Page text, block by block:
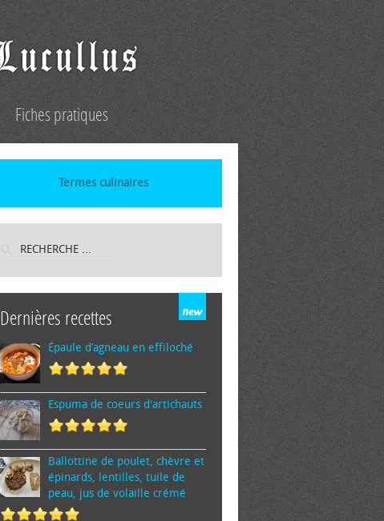
Fiches pratiques
Termes culinaires
Dernières recettes
Épaule d’agneau en effiloché
Espuma de cœurs d'artichauts
Ballottine de poulet, chèvre et
épinards, lentilles, tuile de
peau, jus de volaille crémé